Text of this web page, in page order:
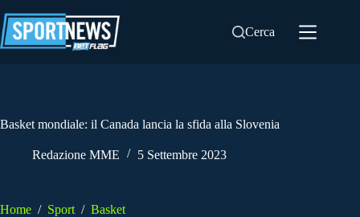
al
contenuto
Cerca
Basket mondiale: il Canada lancia la sfida alla Slovenia
Redazione MME 5 Settembre 2023
Home / Sport / Basket